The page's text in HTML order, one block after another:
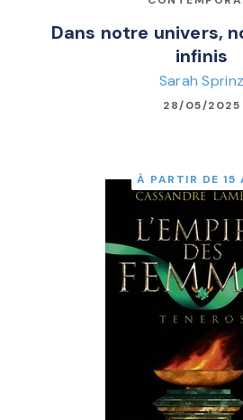
Dans notre univers,
infinis
Sarah Sprinz
28/05/2025
À PARTIR DE 15